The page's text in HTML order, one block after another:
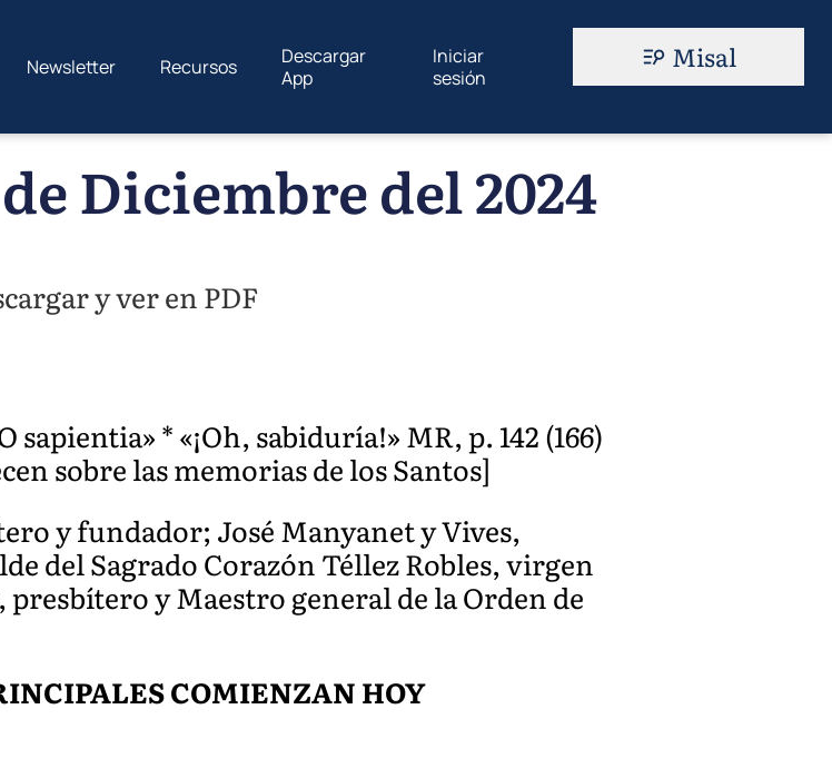
Newsletter Recursos
Descargar
App
Iniciar
sesión
Misal
Diciembre del 2024
y ver en PDF
* «¡Oh, sabiduría!» MR, p. 142 (166)
sobre las memorias de los Santos]
y fundador; José Manyanet y Vives,
del Sagrado Corazón Téllez Robles, virgen
y Maestro general de la Orden de
COMIENZAN HOY